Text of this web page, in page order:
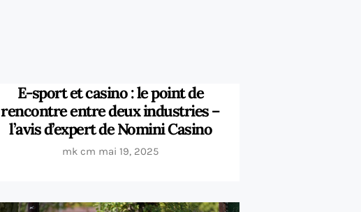
E-sport et casino : le point de
rencontre entre deux industries –
l’avis d’expert de Nomini Casino
mk cm mai 19, 2025